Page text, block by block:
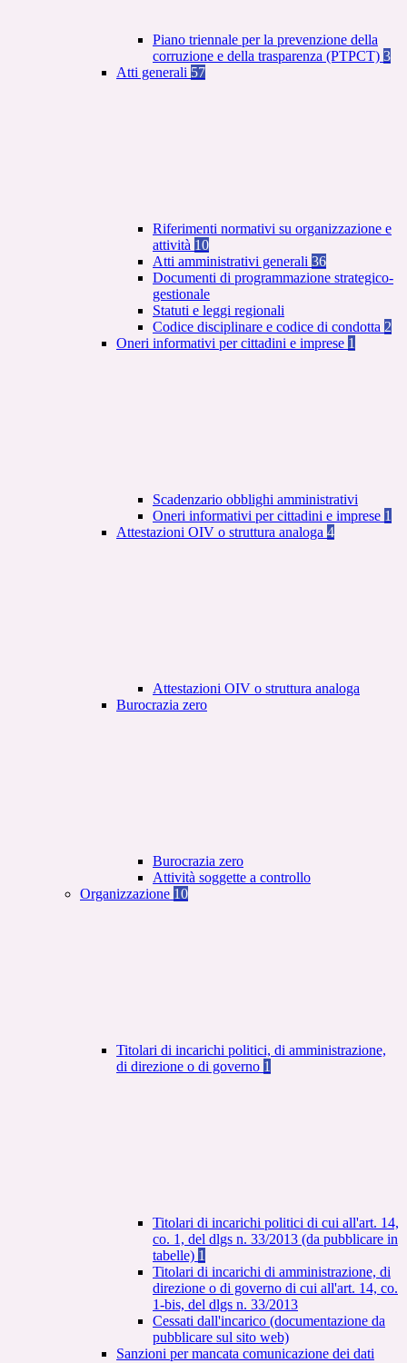
Piano triennale per la prevenzione della
corruzione e della trasparenza (PTPCT) 3
Atti generali 57
Riferimenti normativi su organizzazione e
attività 10
Atti amministrativi generali 36
Documenti di programmazione strategico-
gestionale
Statuti e leggi regionali
Codice disciplinare e codice di condotta 2
Oneri informativi per cittadini e imprese 1
Scadenzario obblighi amministrativi
Oneri informativi per cittadini e imprese 1
Attestazioni OIV o struttura analoga 4
Attestazioni OIV o struttura analoga
Burocrazia zero
Burocrazia zero
Attività soggette a controllo
Organizzazione 10
Titolari di incarichi politici, di amministrazione,
di direzione o di governo 1
Titolari di incarichi politici di cui all'art. 14,
co. 1, del dlgs n. 33/2013 (da pubblicare in
tabelle) 1
Titolari di incarichi di amministrazione, di
direzione o di governo di cui all'art. 14, co.
1-bis, del dlgs n. 33/2013
Cessati dall'incarico (documentazione da
pubblicare sul sito web)
Sanzioni per mancata comunicazione dei dati